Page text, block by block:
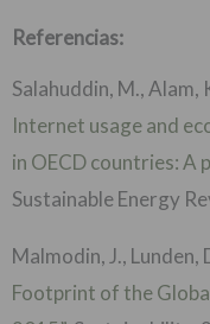
Referencias:
Salahuddin, M., Alam,
Internet usage and
in OECD countries: A
Sustainable Energy
Malmodin, J., Lunden,
Footprint of the